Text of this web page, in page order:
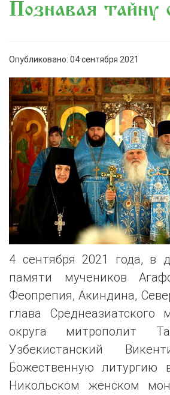
Познавая тайну
Опубликовано: 04 сентября 2021
4 сентября 2021 года, в
памяти мучеников
Феопрепия, Акиндина,
глава Среднеазиатского
округа митрополит
Узбекистанский
Божественную литургию
Никольском женском